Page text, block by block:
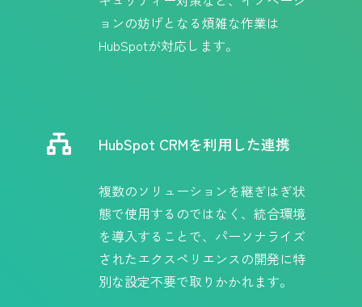
ョンの妨げとなる煩雑な作業は
HubSpotが対応します。
HubSpot CRMを利用した連携
複数のソリューションを継ぎはぎ状
態で使用するのではなく、統合環境
を導入することで、パーソナライズ
されたエクスペリエンスの開発に特
別な設定不要で取りかかれます。